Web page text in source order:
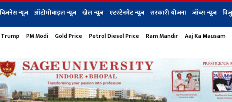
बिज़नेस न्यूज़ ऑटोमोबाइल न्यूज़ खेल न्यूज़ एंटरटेनमेंट न्यूज़ सरकारी योजना जॉब्स न्यूज
बिज़नेस टेक न्यूज धर्म ऑटोमोबाइल एंटरटेनमेंट
PM Modi Gold Price Petrol Diesel Price Ram Mandir Aaj Ka Mausam